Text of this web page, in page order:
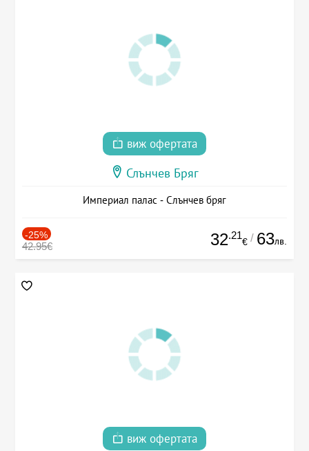
виж офертата
Слънчев Бряг
Империал палас - Слънчев бряг
-25%
42.95€ 32.21
€ / 63лв.
виж офертата